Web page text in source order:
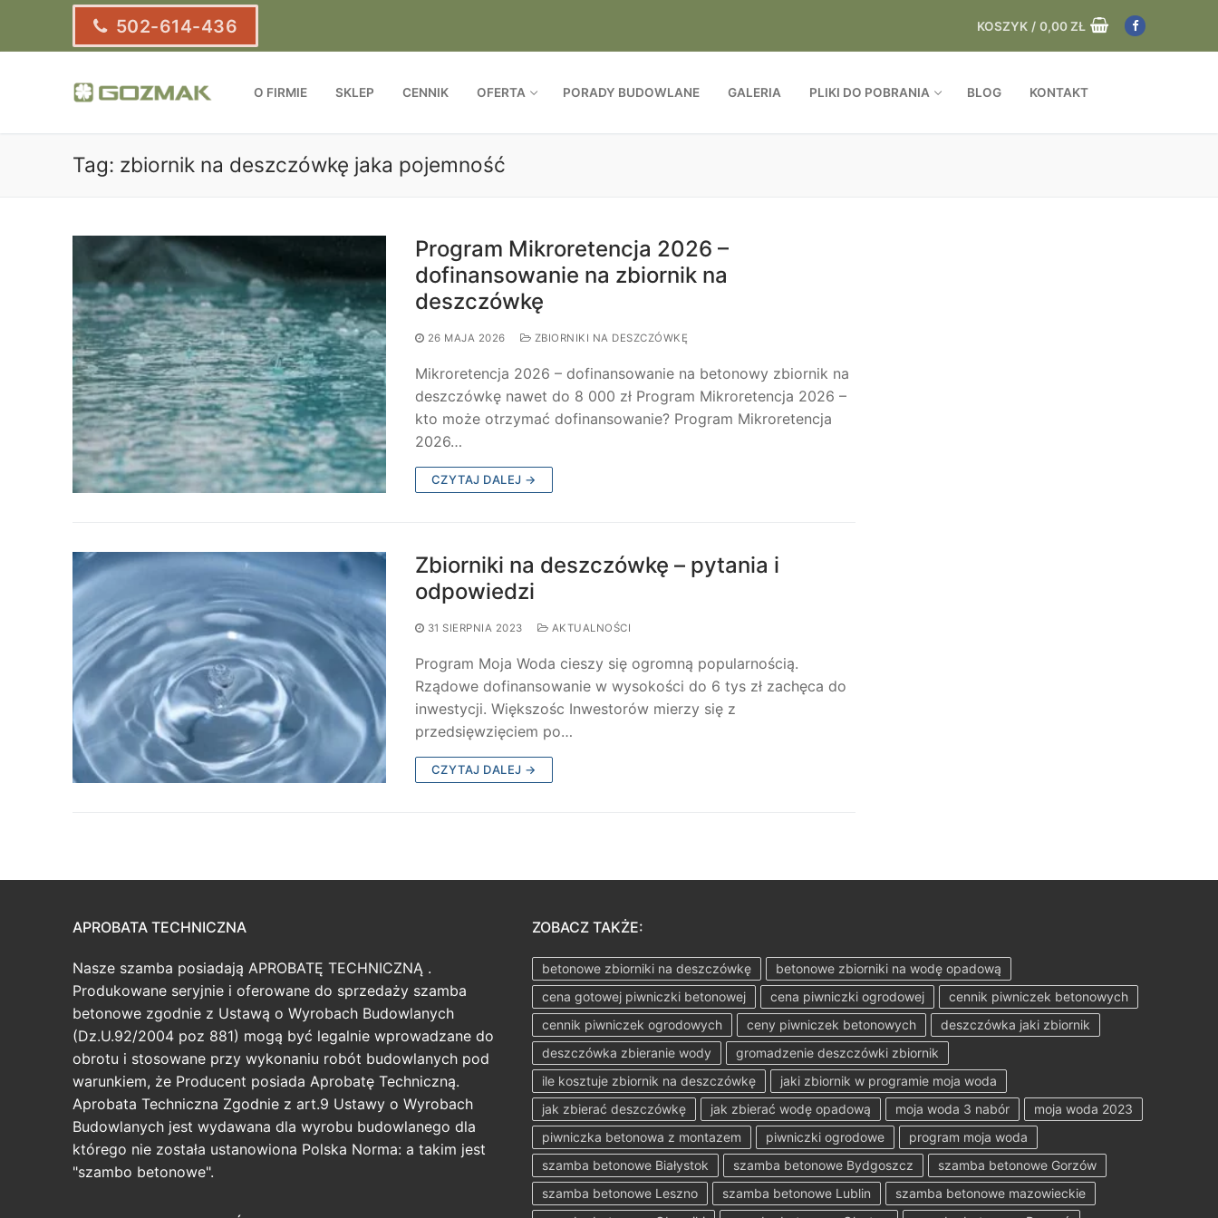
treści
502-614-436 KOSZYK / 0,00ZŁ
O FIRMIE SKLEP CENNIK OFERTA PORADY BUDOWLANE GALERIA PLIKI DO POBRANIA BLOG KONTAKT
Tag: zbiornik na deszczówkę jaka pojemność
Program Mikroretencja 2026 –
dofinansowanie na zbiornik na
deszczówkę
26 MAJA 2026 ZBIORNIKI NA DESZCZÓWKĘ
Mikroretencja 2026 – dofinansowanie na betonowy zbiornik na
deszczówkę nawet do 8 000 zł Program Mikroretencja 2026 –
kto może otrzymać dofinansowanie? Program Mikroretencja
2026…
CZYTAJ DALEJ →
Zbiorniki na deszczówkę – pytania i
odpowiedzi
31 SIERPNIA 2023 AKTUALNOŚCI
Program Moja Woda cieszy się ogromną popularnością.
Rządowe dofinansowanie w wysokości do 6 tys zł zachęca do
inwestycji. Większośc Inwestorów mierzy się z
przedsięwzięciem po…
CZYTAJ DALEJ →
APROBATA TECHNICZNA
Nasze szamba posiadają APROBATĘ TECHNICZNĄ .
Produkowane seryjnie i oferowane do sprzedaży szamba
betonowe zgodnie z Ustawą o Wyrobach Budowlanych
(Dz.U.92/2004 poz 881) mogą być legalnie wprowadzane do
obrotu i stosowane przy wykonaniu robót budowlanych pod
warunkiem, że Producent posiada Aprobatę Techniczną.
Aprobata Techniczna Zgodnie z art.9 Ustawy o Wyrobach
Budowlanych jest wydawana dla wyrobu budowlanego dla
którego nie została ustanowiona Polska Norma: a takim jest
"szambo betonowe".
ZOBACZ TAKŻE:
betonowe zbiorniki na deszczówkę
betonowe zbiorniki na wodę opadową
cena gotowej piwniczki betonowej
cena piwniczki ogrodowej
cennik piwniczek betonowych
cennik piwniczek ogrodowych
ceny piwniczek betonowych
deszczówka jaki zbiornik
deszczówka zbieranie wody
gromadzenie deszczówki zbiornik
ile kosztuje zbiornik na deszczówkę
jaki zbiornik w programie moja woda
jak zbierać deszczówkę
jak zbierać wodę opadową moja woda 3 nabór
moja woda 2023
piwniczka betonowa z montazem
piwniczki ogrodowe
program moja woda
szamba betonowe Białystok
szamba betonowe Bydgoszcz
szamba betonowe Gorzów
szamba betonowe Leszno
szamba betonowe Lublin
szamba betonowe mazowieckie